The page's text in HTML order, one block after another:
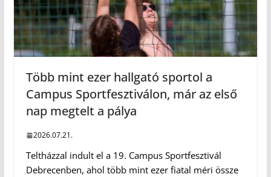
Több mint ezer hallgató sportol a
Campus Sportfesztiválon, már az első
nap megtelt a pálya
2026.07.21.
Teltházzal indult el a 19. Campus Sportfesztivál
Debrecenben, ahol több mint ezer fiatal méri össze